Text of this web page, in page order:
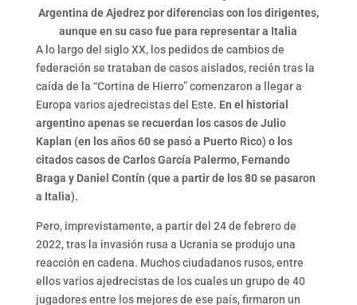
Argentina de Ajedrez por diferencias con los dirigentes,
aunque en su caso fue para representar a Italia
A lo largo del siglo XX, los pedidos de cambios de
federación se trataban de casos aislados, recién tras la
caída de la “Cortina de Hierro” comenzaron a llegar a
Europa varios ajedrecistas del Este. En el historial
argentino apenas se recuerdan los casos de Julio
Kaplan (en los años 60 se pasó a Puerto Rico) o los
citados casos de Carlos García Palermo, Fernando
Braga y Daniel Contín (que a partir de los 80 se pasaron
a Italia).
Pero, imprevistamente, a partir del 24 de febrero de
2022, tras la invasión rusa a Ucrania se produjo una
reacción en cadena. Muchos ciudadanos rusos, entre
ellos varios ajedrecistas de los cuales un grupo de 40
jugadores entre los mejores de ese país, firmaron un